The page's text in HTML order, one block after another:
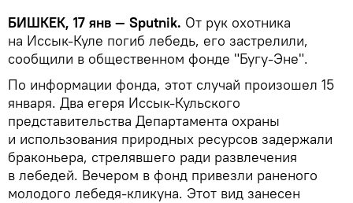
БИШКЕК, 17 янв — Sputnik. От рук охотника
на Иссык-Куле погиб лебедь, его застрелили,
сообщили в общественном фонде "Бугу-Эне".
По информации фонда, этот случай произошел 15
января. Два егеря Иссык-Кульского
представительства Департамента охраны
и использования природных ресурсов задержали
браконьера, стрелявшего ради развлечения
в лебедей. Вечером в фонд привезли раненого
молодого лебедя-кликуна. Этот вид занесен